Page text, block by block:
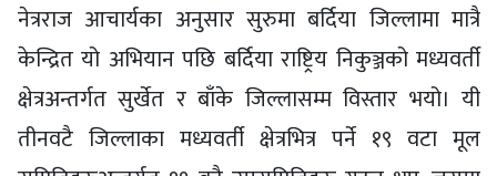
नेत्रराज आचार्यका अनुसार सुरुमा बर्दिया जिल्लामा मात्रै
केन्द्रित यो अभियान पछि बर्दिया राष्ट्रिय निकुञ्जको मध्यवर्ती
क्षेत्रअन्तर्गत सुर्खेत र बाँके जिल्लासम्म विस्तार भयो। यी
तीनवटै जिल्लाका मध्यवर्ती क्षेत्रभित्र पर्ने १९ वटा मूल